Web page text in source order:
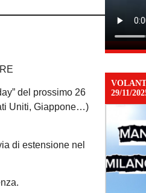
del prossimo 26
Uniti, Giappone…)
di estensione nel
29/11/